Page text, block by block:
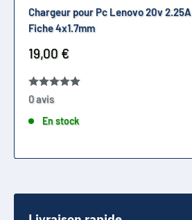
Chargeur pour Pc Lenovo 20v 2.25A
Fiche 4x1.7mm
Prix
réduit
19,00 €
0 avis
En stock